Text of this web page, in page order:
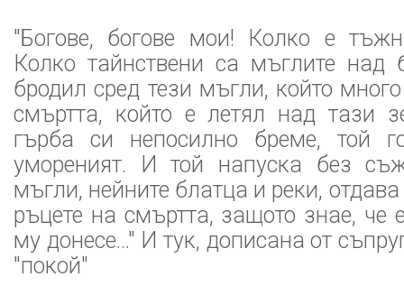
"Богове, богове мои! Колко е
Колко тайнствени са мъглите над
бродил сред тези мъгли, който
смъртта, който е летял над тази
гърба си непосилно бреме, той
умореният. И той напуска без
мъгли, нейните блатца и реки,
ръцете на смъртта, защото знае, че
му донесе..." И тук, дописана от
"покой"